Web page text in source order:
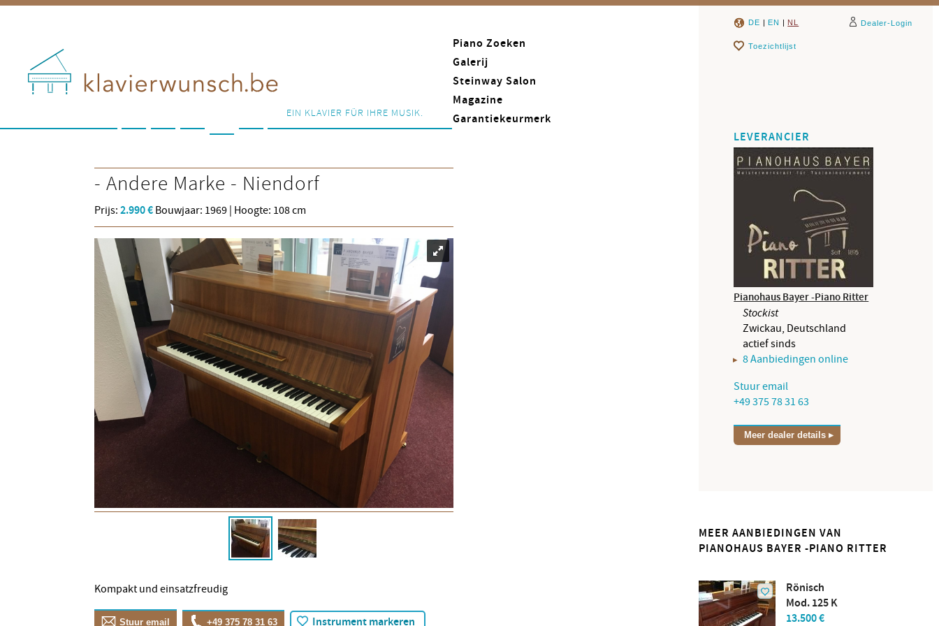
EIN KLAVIER FÜR IHRE MUSIK.
Piano Zoeken
Galerij
Steinway Salon
Magazine
Garantiekeurmerk
- Andere Marke - Niendorf
Prijs: 2.990 € Bouwjaar: 1969 | Hoogte: 108 cm
Kompakt und einsatzfreudig
Stuur email +49 375 78 31 63 Instrument markeren
DE | EN | NL Dealer-Login
Toezichtlijst
LEVERANCIER
Pianohaus Bayer -Piano Ritter
Stockist
Zwickau, Deutschland
actief sinds
8 Aanbiedingen online
Stuur email
+49 375 78 31 63
Meer dealer details
MEER AANBIEDINGEN VAN
PIANOHAUS BAYER -PIANO RITTER
Rönisch
Mod. 125 K
13.500 €